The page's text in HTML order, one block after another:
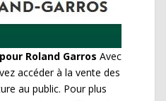
Roland Garros Avec
accéder à la vente des
au public. Pour plus